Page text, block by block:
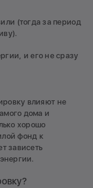
(тогда за период
и его не сразу
влияют не
дома и
хорошо
фонд к
зависеть